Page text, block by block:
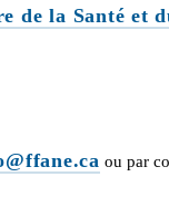
de la Santé et
ou par